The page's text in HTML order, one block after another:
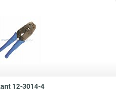
12-3014-4